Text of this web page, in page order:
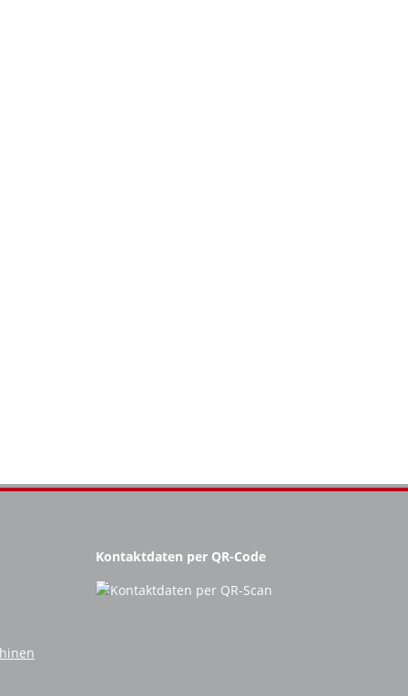
Kontaktdaten per QR-Code